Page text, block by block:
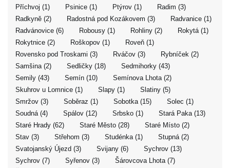
Příchvoj (1)
Psinice (1) Ptýrov (1)
Radim (3)
Radkyně (2)
Radostná pod Kozákovem (3)
Radvanice (1)
Radvánovice (6)
Robousy (1) Rohliny (2)
Rokytá (1)
Rokytnice (2)
Roškopov (1)
Roveň (1)
Rovensko pod Troskami (3)
Rváčov (3)
Rybníček (2)
Samšina (2)
Sedličky (18)
Sedmihorky (43)
Semily (43)
Semín (10)
Semínova Lhota (2)
Skuhrov u Lomnice (1)
Slapy (1)
Slatiny (5)
Smržov (3)
Soběraz (1) Sobotka (15)
Solec (1)
Soudná (4)
Spálov (12) Srbsko (1)
Stará Paka (13)
Staré Hrady (62)
Staré Město (28)
Staré Místo (2)
Stav (3)
Střehom (3) Studénka (1)
Stupná (2)
Svatojanský Újezd (3)
Svijany (6)
Sychrov (13)
Sychrov (7)
Syřenov (3)
Šárovcova Lhota (7)